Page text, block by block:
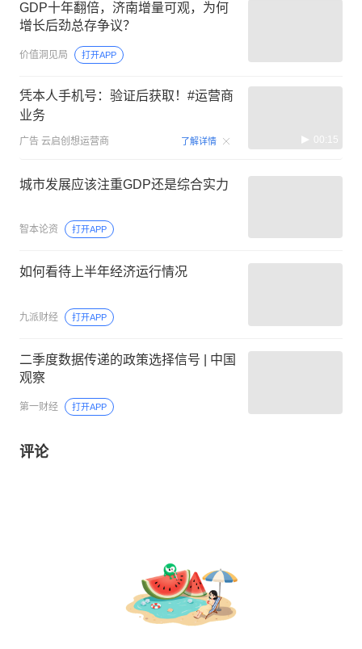
GDP十年翻倍，济南增量可观，为何
增长后劲总存争议？
价值洞见局 打开APP
凭本人手机号：验证后获取！#运营商
业务
广告 云启创想运营商 了解详情 00:15
城市发展应该注重GDP还是综合实力
智本论资 打开APP
如何看待上半年经济运行情况
九派财经 打开APP
二季度数据传递的政策选择信号 | 中国
观察
第一财经 打开APP
评论